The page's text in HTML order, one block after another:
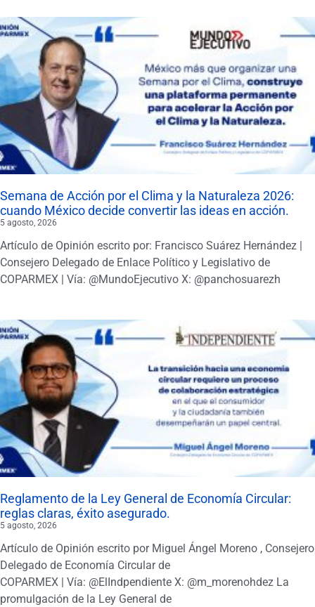
Semana de Acción por el Clima y la Naturaleza 2026:
cuando México decide convertir las ideas en acción.
5 agosto, 2026
Artículo de Opinión escrito por: Francisco Suárez Hernández |
Consejero Delegado de Enlace Político y Legislativo de
COPARMEX | Vía: @MundoEjecutivo X: @panchosuarezh
Reglamento de la Ley General de Economía Circular:
reglas claras, éxito asegurado.
5 agosto, 2026
Artículo de Opinión escrito por Miguel Ángel Moreno , Consejero
Delegado de Economía Circular de
COPARMEX | Vía: @ElIndpendiente X: @m_morenohdez La
promulgación de la Ley General de